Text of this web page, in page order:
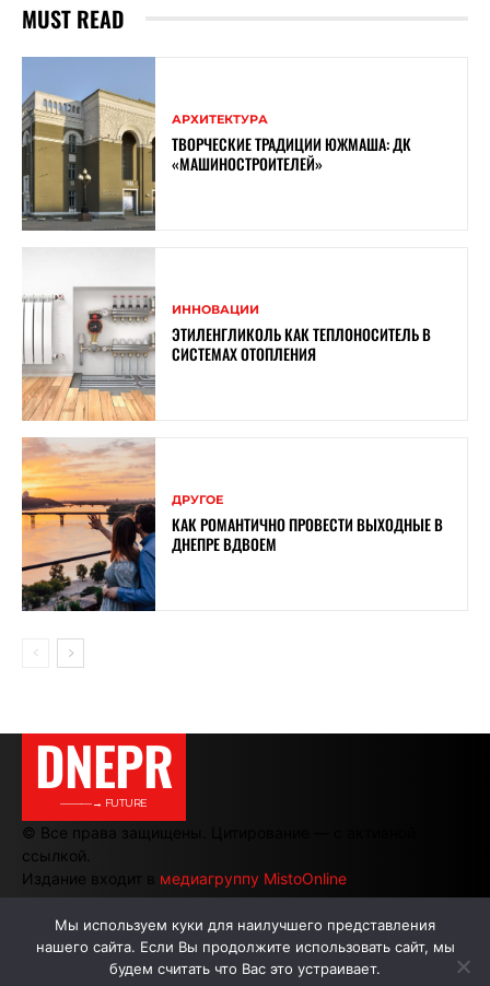
MUST READ
АРХИТЕКТУРА
ТВОРЧЕСКИЕ ТРАДИЦИИ ЮЖМАША: ДК
«МАШИНОСТРОИТЕЛЕЙ»
ИННОВАЦИИ
ЭТИЛЕНГЛИКОЛЬ КАК ТЕПЛОНОСИТЕЛЬ В
СИСТЕМАХ ОТОПЛЕНИЯ
ДРУГОЕ
КАК РОМАНТИЧНО ПРОВЕСТИ ВЫХОДНЫЕ В
ДНЕПРЕ ВДВОЕМ
DNEPR
———→ FUTURE
© Все права защищены. Цитирование — с активной
ссылкой.
Издание входит в медиагруппу MistoOnline
АВТОРЫ РЕКЛАМА НА САЙТЕ
Мы используем куки для наилучшего представления
нашего сайта. Если Вы продолжите использовать сайт, мы
будем считать что Вас это устраивает.